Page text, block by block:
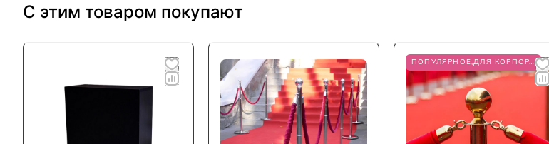
С этим товаром покупают
ПОПУЛЯРНОЕ,ДЛЯ КОРПОРАТИВА